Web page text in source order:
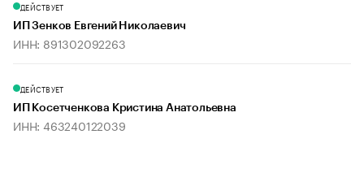
ДЕЙСТВУЕТ
ИП Зенков Евгений Николаевич
ИНН: 891302092263
ДЕЙСТВУЕТ
ИП Косетченкова Кристина Анатольевна
ИНН: 463240122039